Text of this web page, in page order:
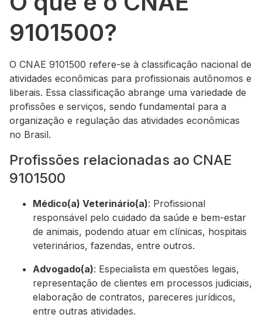
9101500?
O CNAE 9101500 refere-se à classificação nacional de
atividades econômicas para profissionais autônomos e
liberais. Essa classificação abrange uma variedade de
profissões e serviços, sendo fundamental para a
organização e regulação das atividades econômicas
no Brasil.
Profissões relacionadas ao CNAE
9101500
Médico(a) Veterinário(a): Profissional
responsável pelo cuidado da saúde e bem-estar
de animais, podendo atuar em clínicas, hospitais
veterinários, fazendas, entre outros.
Advogado(a): Especialista em questões legais,
representação de clientes em processos judiciais,
elaboração de contratos, pareceres jurídicos,
entre outras atividades.